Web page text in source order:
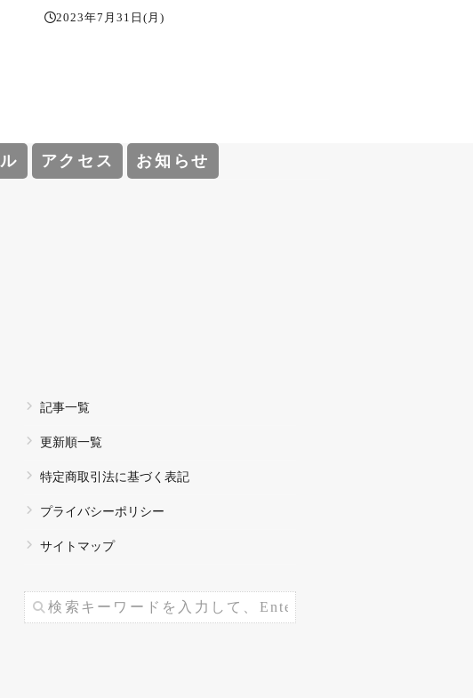
2023年7月31日(月)
アクセス お知らせ
記事一覧
更新順一覧
特定商取引法に基づく表記
プライバシーポリシー
サイトマップ